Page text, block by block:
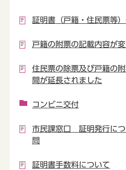
証明書（戸籍・住民票等
戸籍の附票の記載内容が
住民票の除票及び戸籍の
間が延長されました
コンビニ交付
市民課窓口 証明発行につ
問
証明書手数料について